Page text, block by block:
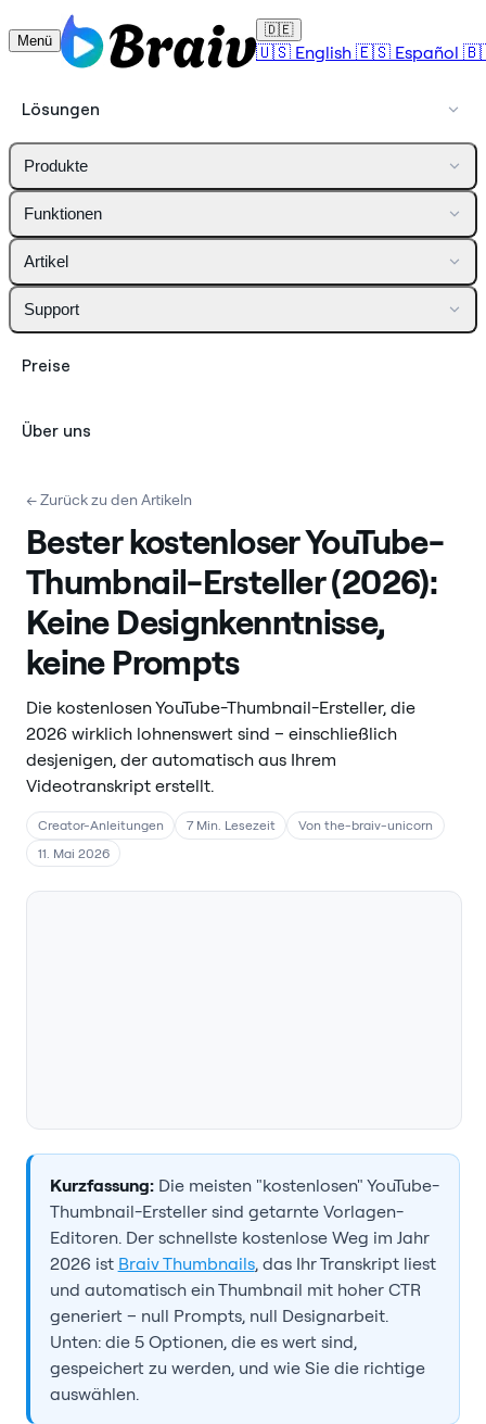
Menü
🇩🇪
🇺🇸 English 🇪🇸 Español
Lösungen
Produkte
Funktionen
Artikel
Support
Preise
Über uns
← Zurück zu den Artikeln
Bester kostenloser YouTube-
Thumbnail-Ersteller (2026):
Keine Designkenntnisse,
keine Prompts
Die kostenlosen YouTube-Thumbnail-Ersteller, die
2026 wirklich lohnenswert sind – einschließlich
desjenigen, der automatisch aus Ihrem
Videotranskript erstellt.
Creator-Anleitungen 7 Min. Lesezeit
Von the-braiv-unicorn
11. Mai 2026
Kurzfassung:Die meisten "kostenlosen" YouTube-
Thumbnail-Ersteller sind getarnte Vorlagen-
Editoren. Der schnellste kostenlose Weg im Jahr
2026 ist Braiv Thumbnails, das Ihr Transkript liest
und automatisch ein Thumbnail mit hoher CTR
generiert – null Prompts, null Designarbeit.
Unten: die 5 Optionen, die es wert sind,
gespeichert zu werden, und wie Sie die richtige
auswählen.